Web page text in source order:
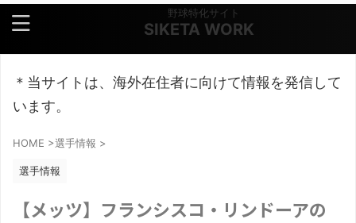
野球特化サイト
SIKETA WORK
＊当サイトは、海外在住者に向けて情報を発信して
います。
HOME >選手情報 >
選手情報
【メッツ】フランシスコ・リンドーアの